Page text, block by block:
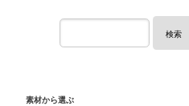
検索
素材から選ぶ